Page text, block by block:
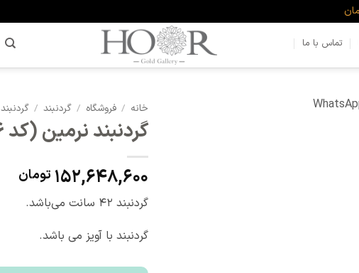
تماس با ما
خانه / فروشگاه / گردنبند /
گردنبند نرمین (کد 3026)
152,648,600 تومان
گردنبند 42 سانت می‌باشد.
گردنبند با آویز می باشد.